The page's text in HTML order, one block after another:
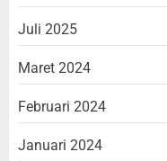
Juli 2025
Maret 2024
Februari 2024
Januari 2024